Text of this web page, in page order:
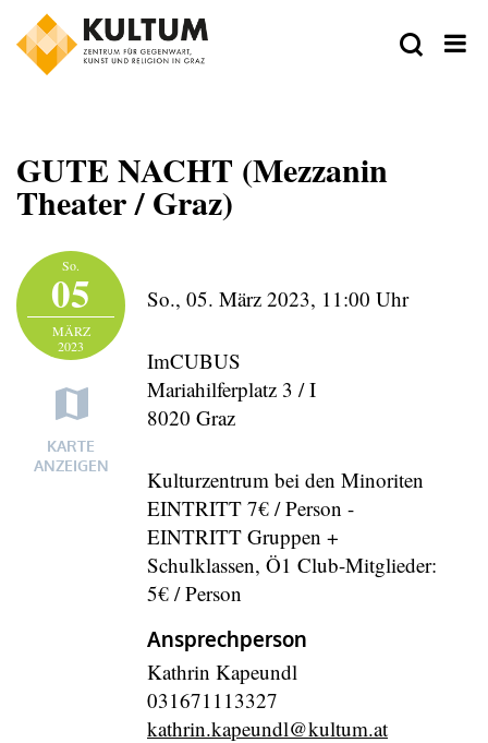
GUTE NACHT (Mezzanin
Theater / Graz)
So.
05
MÄRZ
2023
KARTE
ANZEIGEN
So., 05. März 2023, 11:00 Uhr
ImCUBUS
Mariahilferplatz 3 / I
8020 Graz
Kulturzentrum bei den Minoriten
EINTRITT 7€ / Person -
EINTRITT Gruppen +
Schulklassen, Ö1 Club-Mitglieder:
5€ / Person
Ansprechperson
Kathrin Kapeundl
031671113327
kathrin.kapeundl@kultum.at